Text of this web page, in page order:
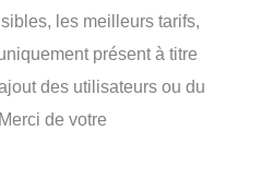
les meilleurs tarifs,
présent à titre
des utilisateurs ou du
de votre